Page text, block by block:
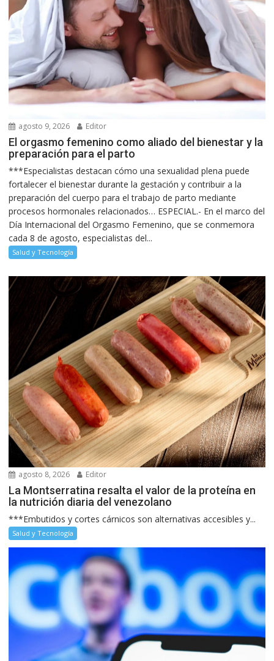
agosto 9, 2026 Editor
El orgasmo femenino como aliado del bienestar y la
preparación para el parto
***Especialistas destacan cómo una sexualidad plena puede
fortalecer el bienestar durante la gestación y contribuir a la
preparación del cuerpo para el trabajo de parto mediante
procesos hormonales relacionados… ESPECIAL.- En el marco del
Día Internacional del Orgasmo Femenino, que se conmemora
cada 8 de agosto, especialistas del...
Salud y Tecnología
agosto 8, 2026 Editor
La Montserratina resalta el valor de la proteína en
la nutrición diaria del venezolano
***Embutidos y cortes cárnicos son alternativas accesibles y...
Salud y Tecnología